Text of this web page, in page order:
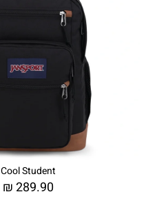
Cool Student
₪289.90